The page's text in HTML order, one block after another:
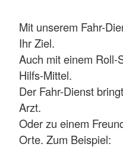
Mit unserem Fahr-
Ihr Ziel.
Auch mit einem Roll-
Hilfs-Mittel.
Der Fahr-Dienst
Arzt.
Oder zu einem
Orte. Zum Beispiel: